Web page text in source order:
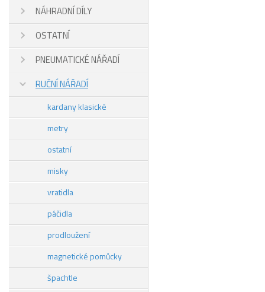
NÁHRADNÍ DÍLY
OSTATNÍ
PNEUMATICKÉ NÁŘADÍ
RUČNÍ NÁŘADÍ
kardany klasické
metry
ostatní
misky
vratidla
páčidla
prodloužení
magnetické pomůcky
špachtle